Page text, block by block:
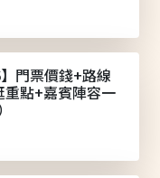
門票價錢+路線
點+嘉賓陣容一